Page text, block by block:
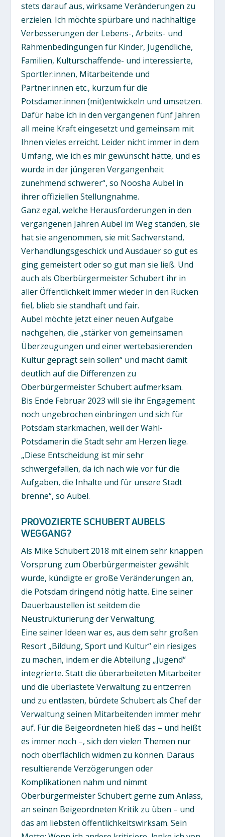
stets darauf aus, wirksame Veränderungen zu
erzielen. Ich möchte spürbare und nachhaltige
Verbesserungen der Lebens-, Arbeits- und
Rahmenbedingungen für Kinder, Jugendliche,
Familien, Kulturschaffende- und interessierte,
Sportler:innen, Mitarbeitende und
Partner:innen etc., kurzum für die
Potsdamer:innen (mit)entwickeln und umsetzen.
Dafür habe ich in den vergangenen fünf Jahren
all meine Kraft eingesetzt und gemeinsam mit
Ihnen vieles erreicht. Leider nicht immer in dem
Umfang, wie ich es mir gewünscht hätte, und es
wurde in der jüngeren Vergangenheit
zunehmend schwerer“, so Noosha Aubel in
ihrer offiziellen Stellungnahme.
Ganz egal, welche Herausforderungen in den
vergangenen Jahren Aubel im Weg standen, sie
hat sie angenommen, sie mit Sachverstand,
Verhandlungsgeschick und Ausdauer so gut es
ging gemeistert oder so gut man sie ließ. Und
auch als Oberbürgermeister Schubert ihr in
aller Öffentlichkeit immer wieder in den Rücken
fiel, blieb sie standhaft und fair.
Aubel möchte jetzt einer neuen Aufgabe
nachgehen, die „stärker von gemeinsamen
Überzeugungen und einer wertebasierenden
Kultur geprägt sein sollen“ und macht damit
deutlich auf die Differenzen zu
Oberbürgermeister Schubert aufmerksam.
Bis Ende Februar 2023 will sie ihr Engagement
noch ungebrochen einbringen und sich für
Potsdam starkmachen, weil der Wahl-
Potsdamerin die Stadt sehr am Herzen liege.
„Diese Entscheidung ist mir sehr
schwergefallen, da ich nach wie vor für die
Aufgaben, die Inhalte und für unsere Stadt
brenne“, so Aubel.
PROVOZIERTE SCHUBERT AUBELS
WEGGANG?
Als Mike Schubert 2018 mit einem sehr knappen
Vorsprung zum Oberbürgermeister gewählt
wurde, kündigte er große Veränderungen an,
die Potsdam dringend nötig hatte. Eine seiner
Dauerbaustellen ist seitdem die
Neustrukturierung der Verwaltung.
Eine seiner Ideen war es, aus dem sehr großen
Resort „Bildung, Sport und Kultur“ ein riesiges
zu machen, indem er die Abteilung „Jugend“
integrierte. Statt die überarbeiteten Mitarbeiter
und die überlastete Verwaltung zu entzerren
und zu entlasten, bürdete Schubert als Chef der
Verwaltung seinen Mitarbeitenden immer mehr
auf. Für die Beigeordneten hieß das – und heißt
es immer noch –, sich den vielen Themen nur
noch oberflächlich widmen zu können. Daraus
resultierende Verzögerungen oder
Komplikationen nahm und nimmt
Oberbürgermeister Schubert gerne zum Anlass,
an seinen Beigeordneten Kritik zu üben – und
das am liebsten öffentlichkeitswirksam. Sein